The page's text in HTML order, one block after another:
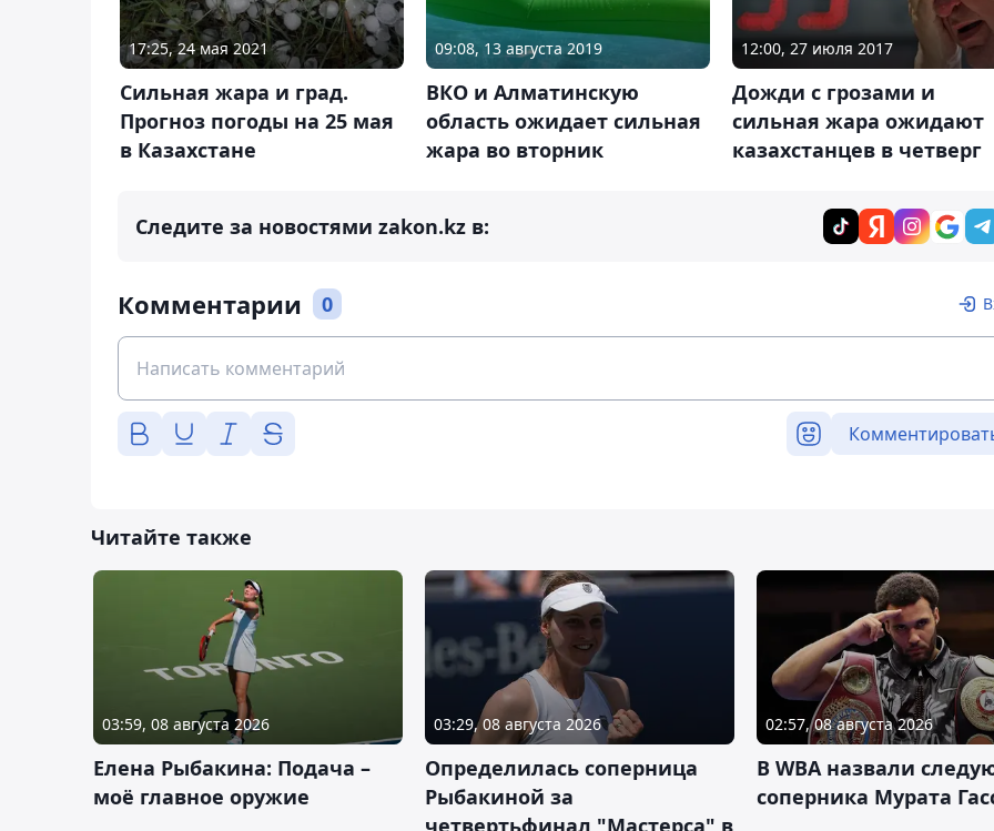
17:25, 24 мая 2021
Сильная жара и град.
Прогноз погоды на 25 мая
в Казахстане
09:08, 13 августа 2019
ВКО и Алматинскую
область ожидает сильная
жара во вторник
12:00, 27 июля 2017
Дожди с грозами и
сильная жара ожидают
казахстанцев в четверг
Следите за новостями zakon.kz в:
Комментарии 0
Читайте также
03:59, 08 августа 2026
Елена Рыбакина: Подача –
моё главное оружие
03:29, 08 августа 2026
Определилась соперница
Рыбакиной за
02:57, 08 августа 2026
В WBA назвали
соперника Мурата